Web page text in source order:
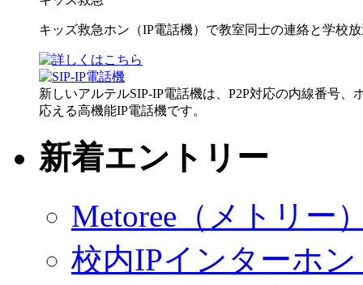
キッズ救急ホン（IP電話機）で教室同士の連絡と学校
新しいアルテルSIP-IP電話機は、P2P対応の内線番号
応える高機能IP電話機です。
新着エントリー
Metoree（メトリー
校内IPインターホ